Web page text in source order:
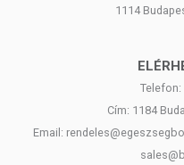
1114
Telefon:
Cím: 1184
Email: